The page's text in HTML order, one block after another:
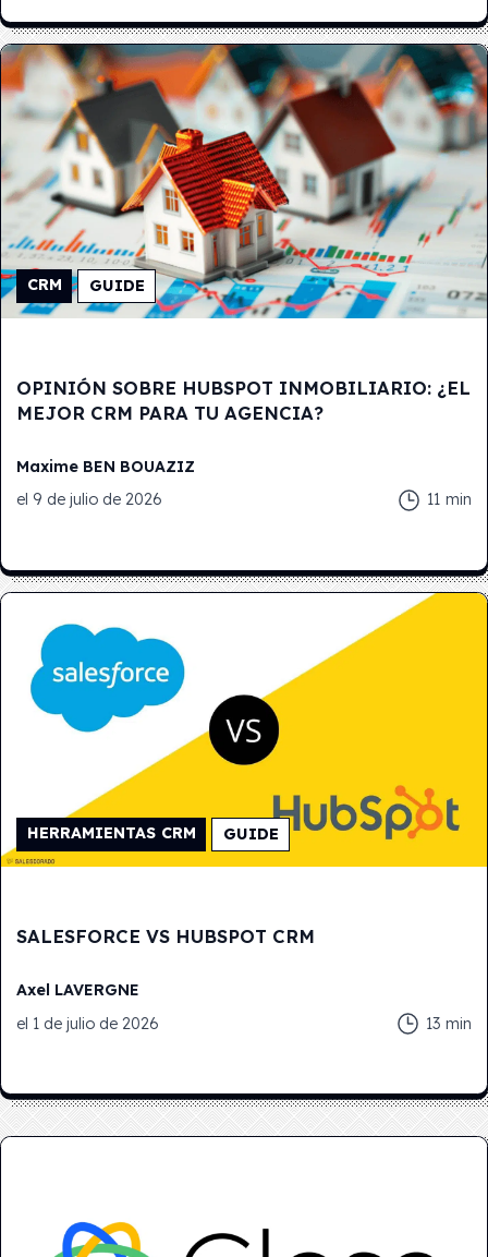
CRM GUIDE
OPINIÓN SOBRE HUBSPOT INMOBILIARIO: ¿EL
MEJOR CRM PARA TU AGENCIA?
Maxime BEN BOUAZIZ
el 9 de julio de 2026 11 min
HERRAMIENTAS CRM GUIDE
SALESFORCE VS HUBSPOT CRM
Axel LAVERGNE
el 1 de julio de 2026 13 min